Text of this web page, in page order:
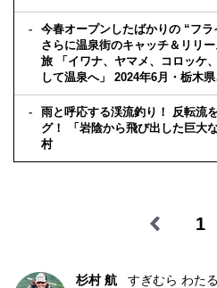
今春オープンしたばかりの “フラ
さらに温泉街のキャッチ＆リリ
旅 「イワナ、ヤマメ、コロッケ
して温泉へ」 2024年6月・栃木県
雨と呼応する渓流釣り！ 反転流
グ！ 「岩陰から飛び出した巨大
村
1
杉村 航 すぎむら わたる